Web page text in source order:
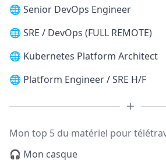
🌐 Senior DevOps Engineer
🌐 SRE / DevOps (FULL REMOTE)
🌐 Kubernetes Platform Architect
🌐 Platform Engineer / SRE H/F
Mon top 5 du matériel pour
🎧 Mon casque